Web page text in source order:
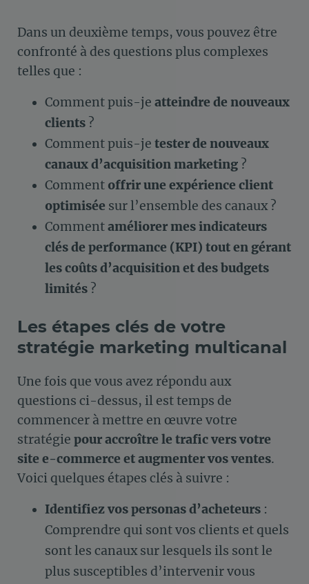
Dans un deuxième temps, vous pouvez être
confronté à des questions plus complexes
telles que :
Comment puis-je atteindre de nouveaux
clients ?
Comment puis-je tester de nouveaux
canaux d’acquisition marketing ?
Comment offrir une expérience client
optimisée sur l’ensemble des canaux ?
Commentaméliorer mes indicateurs
clés de performance (KPI) tout en gérant
les coûts d’acquisition et des budgets
limités ?
Les étapes clés de votre
stratégie marketing multicanal
Une fois que vous avez répondu aux
questions ci-dessus, il est temps de
commencer à mettre en œuvre votre
stratégie pour accroître le trafic vers votre
site e-commerce et augmenter vos ventes.
Voici quelques étapes clés à suivre :
Identifiez vos personas d’acheteurs :
Comprendre qui sont vos clients et quels
sont les canaux sur lesquels ils sont le
plus susceptibles d’intervenir vous